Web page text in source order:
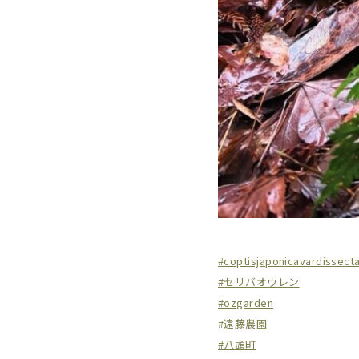
#セリバオウレン
#ozgarden
#遠藤農園
#八頭町